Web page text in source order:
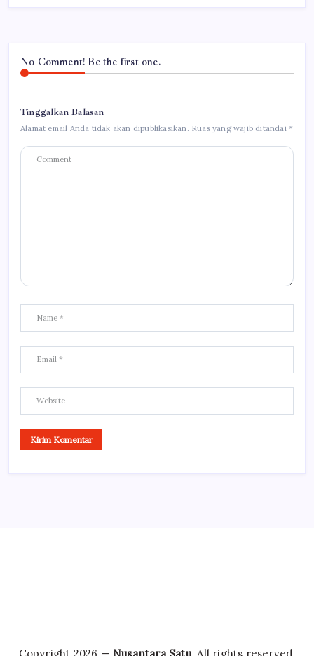
No Comment! Be the first one.
Tinggalkan Balasan
Alamat email Anda tidak akan dipublikasikan. Ruas yang wajib ditandai*